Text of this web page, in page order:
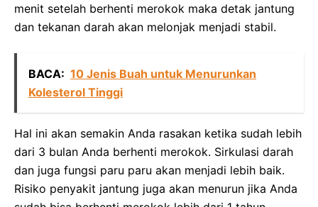
menit setelah berhenti merokok maka detak jantung
dan tekanan darah akan melonjak menjadi stabil.
BACA: 10 Jenis Buah untuk Menurunkan
Kolesterol Tinggi
Hal ini akan semakin Anda rasakan ketika sudah lebih
dari 3 bulan Anda berhenti merokok. Sirkulasi darah
dan juga fungsi paru paru akan menjadi lebih baik.
Risiko penyakit jantung juga akan menurun jika Anda